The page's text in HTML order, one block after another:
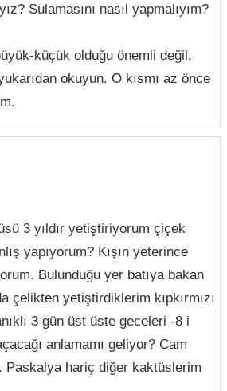
Sulamasını nasıl yapmalıyım?
küçük olduğu önemli değil.
okuyun. O kısmı az önce
3 yıldır yetiştiriyorum çiçek
yapıyorum? Kışın yeterince
Bulunduğu yer batıya bakan
çelikten yetiştirdiklerim kıpkırmızı
3 gün üst üste geceleri -8 i
anlamamı geliyor? Cam
Paskalya hariç diğer kaktüslerim